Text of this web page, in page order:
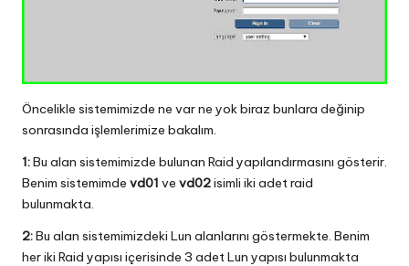
Öncelikle sistemimizde ne var ne yok biraz bunlara değinip
sonrasında işlemlerimize bakalım.
1:Bu alan sistemimizde bulunan Raid yapılandırmasını gösterir.
Benim sistemimde vd01 ve vd02isimli iki adet raid
bulunmakta.
2:Bu alan sistemimizdeki Lun alanlarını göstermekte. Benim
her iki Raid yapısı içerisinde 3 adet Lun yapısı bulunmakta